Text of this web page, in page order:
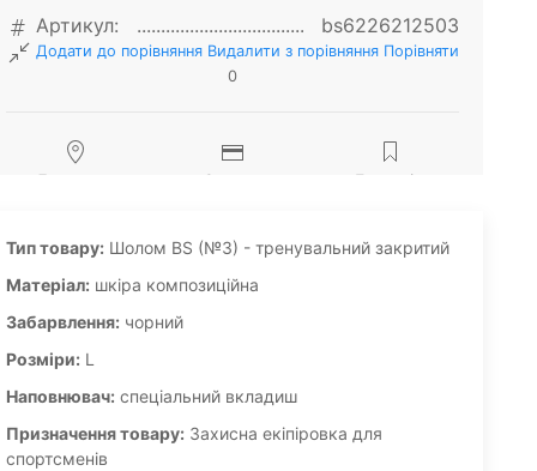
Артикул: bs6226212503
Додати до порівняння Видалити з порiвняння Порівняти
0
Доставка Оплата Гарантія
Тип товару: Шолом BS (№3) - тренувальний закритий
Матеріал: шкіра композиційна
Забарвлення: чорний
Розміри: L
Наповнювач: спеціальний вкладиш
Призначення товару: Захисна екіпіровка для
спортсменів